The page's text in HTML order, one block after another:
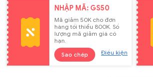
NHẬP MÃ: GS50
Mã giảm 50K cho đơn
hàng tối thiểu 800K. Số
lượng mã giảm giá có
hạn.
Sao chép Điều kiện